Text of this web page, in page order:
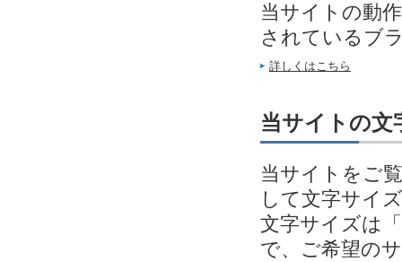
当サイトの動
されているブ
詳しくはこちら
当サイトの文
当サイトをご
して文字サイ
文字サイズは
で、ご希望の